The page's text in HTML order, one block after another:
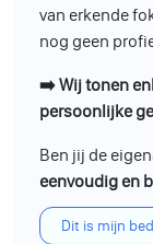
van erkende
nog geen
➡️ Wij tonen
persoonlijke
Ben jij de
eenvoudig en
Dit is mijn